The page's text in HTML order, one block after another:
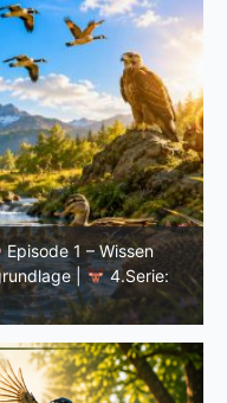
Einleitung zur vierten